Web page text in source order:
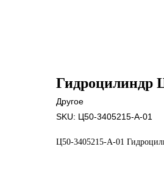
Гидроцилиндр
Другое
SKU: Ц50-3405215-А-01
Ц50-3405215-А-01